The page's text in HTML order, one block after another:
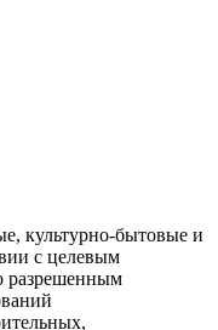
культурно-бытовые и
с целевым
разрешенным